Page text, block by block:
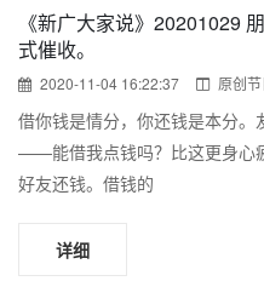
《新广大家说》20201029
式催收。
2020-11-04 16:22:37 原创节
借你钱是情分，你还钱是本分
——能借我点钱吗？比这更身心
好友还钱。借钱的
详细